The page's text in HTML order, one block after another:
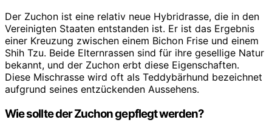
Der Zuchon ist eine relativ neue Hybridrasse, die in den
Vereinigten Staaten entstanden ist. Er ist das Ergebnis
einer Kreuzung zwischen einem Bichon Frise und einem
Shih Tzu. Beide Elternrassen sind für ihre gesellige Natur
bekannt, und der Zuchon erbt diese Eigenschaften.
Diese Mischrasse wird oft als Teddybärhund bezeichnet
aufgrund seines entzückenden Aussehens.
Wie sollte der Zuchon gepflegt werden?